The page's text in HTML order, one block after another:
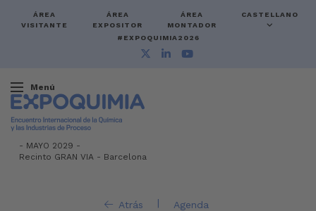
ÁREA
VISITANTE
ÁREA
EXPOSITOR
ÁREA
MONTADOR
CASTELLANO
#EXPOQUIMIA2026
Menú
- MAYO 2029 -
Recinto GRAN VIA - Barcelona
Atrás | Agenda